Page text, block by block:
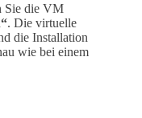
Sie die VM
. Die virtuelle
die Installation
wie bei einem